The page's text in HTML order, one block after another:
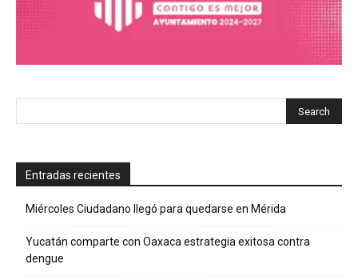
Entradas recientes
Miércoles Ciudadano llegó para quedarse en Mérida
Yucatán comparte con Oaxaca estrategia exitosa contra
dengue